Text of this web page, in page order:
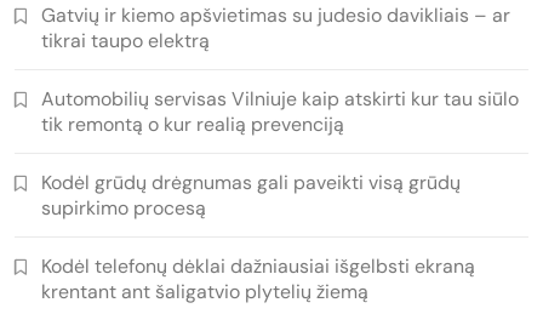
Gatvių ir kiemo apšvietimas su judesio davikliais – ar
tikrai taupo elektrą
Automobilių servisas Vilniuje kaip atskirti kur tau siūlo
tik remontą o kur realią prevenciją
Kodėl grūdų drėgnumas gali paveikti visą grūdų
supirkimo procesą
Kodėl telefonų dėklai dažniausiai išgelbsti ekraną
krentant ant šaligatvio plytelių žiemą